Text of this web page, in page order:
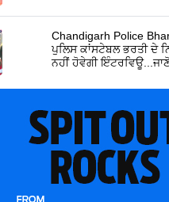
Chandigarh Police
ਪੁਲਿਸ ਕਾਂਸਟੇਬਲ ਭਰਤੀ ਦੇ
ਨਹੀਂ ਹੋਵੇਗੀ